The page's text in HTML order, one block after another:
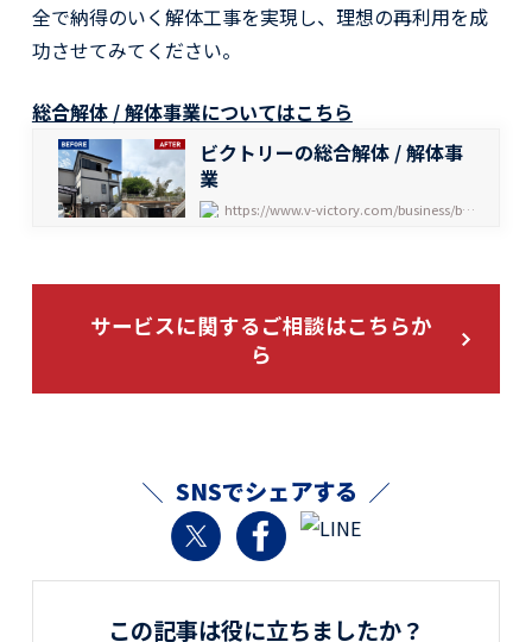
全で納得のいく解体工事を実現し、理想の再利用を成
功させてみてください。
総合解体 / 解体事業についてはこちら
ビクトリーの総合解体 / 解体事
業
https://www.v-victory.com/business/building/
サービスに関するご相談はこちらか
ら
SNSでシェアする
この記事は役に立ちましたか？